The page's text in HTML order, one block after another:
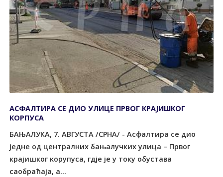
АСФАЛТИРА СЕ ДИО УЛИЦЕ ПРВОГ КРАЈИШКОГ
КОРПУСА
БАЊАЛУКА, 7. АВГУСТА /СРНА/ - Асфалтира се дио
једне од централних бањалучких улица – Првог
крајишког корупуса, гдје је у току обустава
саобраћаја, а...